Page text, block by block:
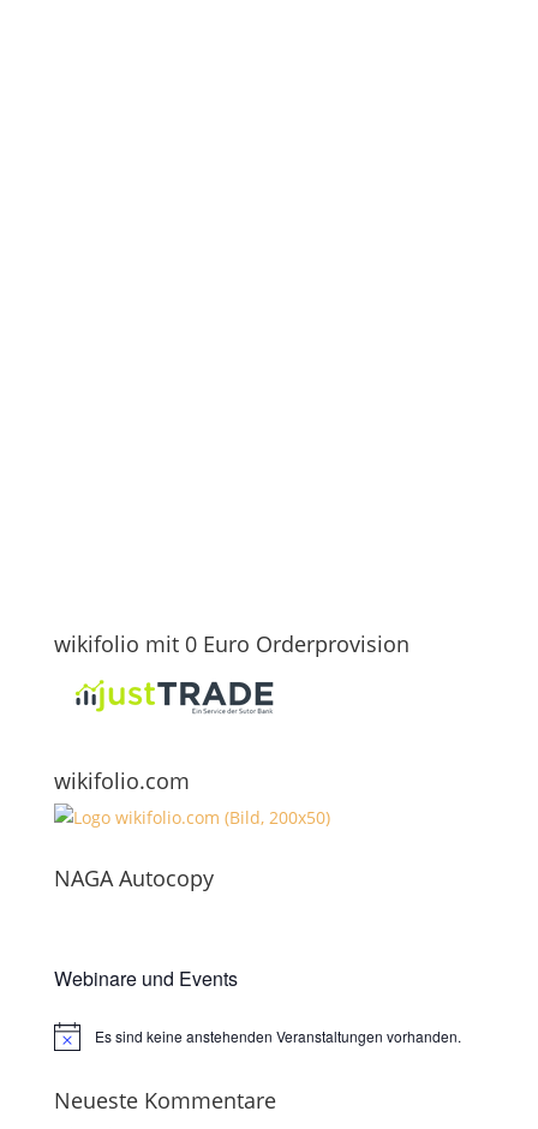
wikifolio mit 0 Euro Orderprovision
wikifolio.com
NAGA Autocopy
Webinare und Events
HinweisEs sind keine anstehenden Veranstaltungen vorhanden.
Neueste Kommentare